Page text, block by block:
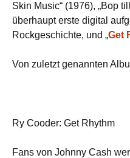
Skin Music“ (1976), „Bop
überhaupt erste digital
Rockgeschichte, und „Get
Von zuletzt genannten
Ry Cooder: Get Rhythm
Fans von Johnny Cash